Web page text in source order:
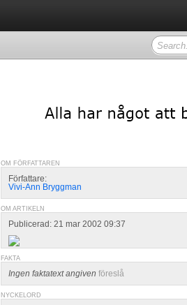
OM FÖRFATTAREN
Författare:
Vivi-Ann Bryggman
OM ARTIKELN
Publicerad: 21 mar 2002 09:37
FAKTA
Ingen faktatext angiven föreslå
NYCKELORD